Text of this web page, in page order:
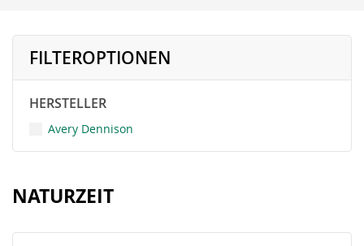
NATURZEIT
FILTEROPTIONEN
HERSTELLER
Avery Dennison